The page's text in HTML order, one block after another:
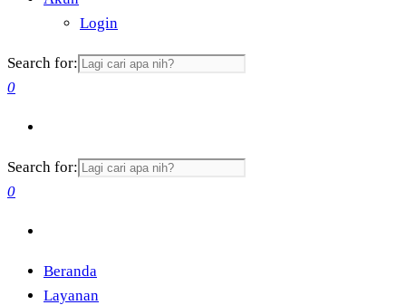
Login
Search for:
0
Search for:
0
Beranda
Layanan